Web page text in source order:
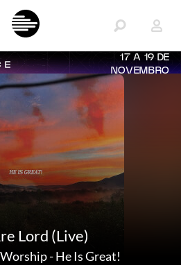
17 A 19 DE
NOVEMBRO
Lord (Live)
-He Is Great!